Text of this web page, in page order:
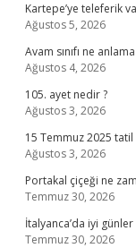
Kartepe’ye teleferik
Ağustos 5, 2026
Avam sınıfı ne
Ağustos 4, 2026
105. ayet nedir ?
Ağustos 3, 2026
15 Temmuz 2025 tatil
Ağustos 3, 2026
Portakal çiçeği ne
Temmuz 30, 2026
İtalyanca’da iyi
Temmuz 30, 2026